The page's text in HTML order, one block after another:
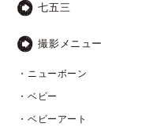
七五三
撮影メニュー
・ニューボーン
・ベビー
・ベビーアート